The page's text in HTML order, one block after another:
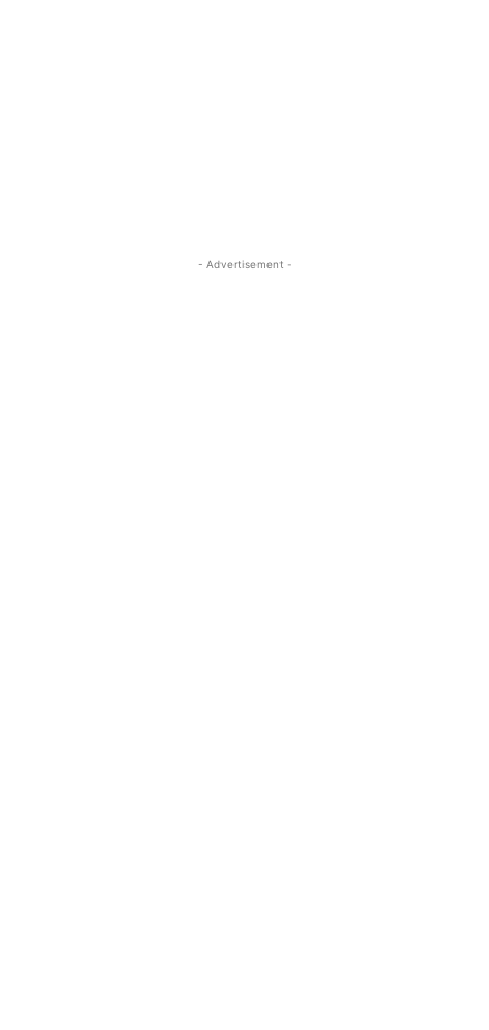
- Advertisement -